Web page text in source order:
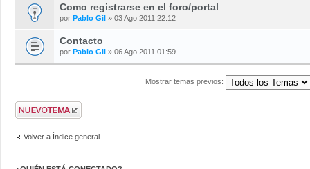
Como registrarse en el foro/portal
por Pablo Gil » 03 Ago 2011 22:12
Contacto
por Pablo Gil » 06 Ago 2011 01:59
Mostrar temas previos:
Volver a Índice general